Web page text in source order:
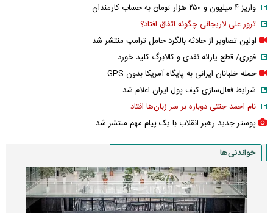
واریز ۴ میلیون و ۲۵۰ هزار تومان به حساب کارمندان
ترور علی لاریجانی چگونه اتفاق افتاد؟
اولین تصاویر از حادثه بالگرد حامل ترامپ منتشر شد
فوری/ قطع یارانه نقدی و کالابرگ کلید خورد
حمله خلبانان ایرانی به پایگاه آمریکا بدون GPS
شرایط فعال‌سازی کیف پول ایران اعلام شد
نام احمد جنتی دوباره بر سر زبان‌ها افتاد
پوستر جدید رهبر انقلاب با یک پیام مهم منتشر شد
خواندنی‌ها